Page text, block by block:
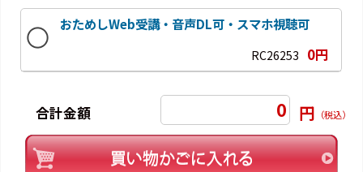
おためしWeb受講・音声DL可・スマホ視聴可
RC26253 0円
合計金額 0 円 （税込）